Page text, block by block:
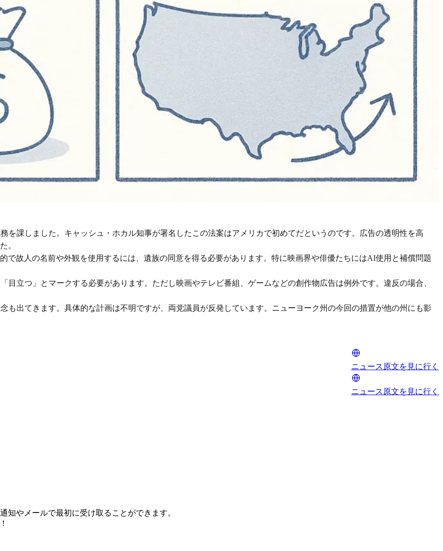
を課しました。キャッシュ・ホカル知事が署名したこの法案はアメリカで初めてだというのです。広告の透明性を高
。
で故人の名前や外観を使用するには、遺族の同意を得る必要があります。特に映画界や俳優たちにはAI使用と補償問題
目立つ」とマークする必要があります。ただし映画やテレビ番組、ゲームなどの創作物広告は例外です。違反の場合、
も出てきます。具体的な計画は不明ですが、両党議員が反発しています。ニューヨーク州の今回の措置が他の州にも影
ニュース原文を見に行く
ニュース原文を見に行く
知やメールで最初に受け取ることができます。